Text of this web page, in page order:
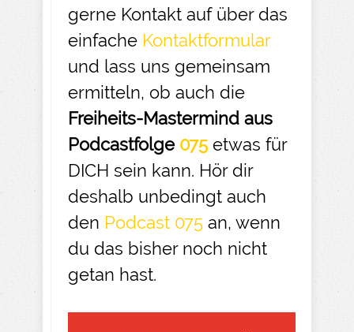
gerne Kontakt auf über das
einfache Kontaktformular
und lass uns gemeinsam
ermitteln, ob auch die
Freiheits-Mastermind aus
Podcastfolge 075 etwas für
DICH sein kann. Hör dir
deshalb unbedingt auch
den Podcast 075 an, wenn
du das bisher noch nicht
getan hast.